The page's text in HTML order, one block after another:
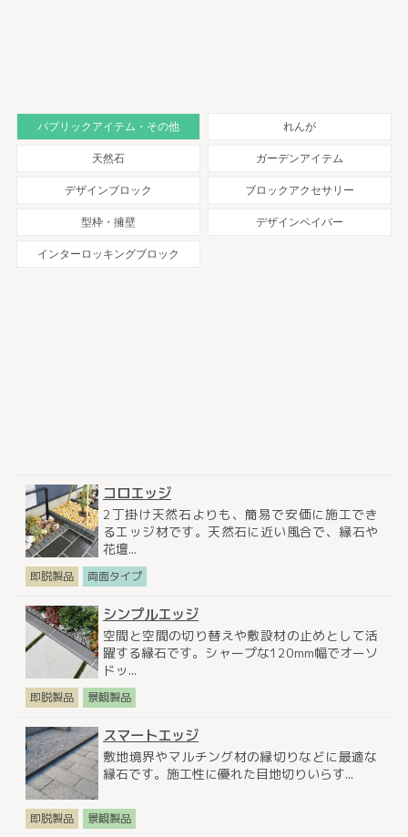
パブリックアイテム・その他 れんが
天然石 ガーデンアイテム
デザインブロック ブロックアクセサリー
型枠・擁壁 デザインペイバー
インターロッキングブロック
コロエッジ
2丁掛け天然石よりも、簡易で安価に施工でき
るエッジ材です。天然石に近い風合で、縁石や
花壇...
即脱製品 両面タイプ
シンプルエッジ
空間と空間の切り替えや敷設材の止めとして活
躍する縁石です。シャープな120mm幅でオーソ
ドッ...
即脱製品 景観製品
スマートエッジ
敷地境界やマルチング材の縁切りなどに最適な
縁石です。施工性に優れた目地切りいらす...
即脱製品 景観製品